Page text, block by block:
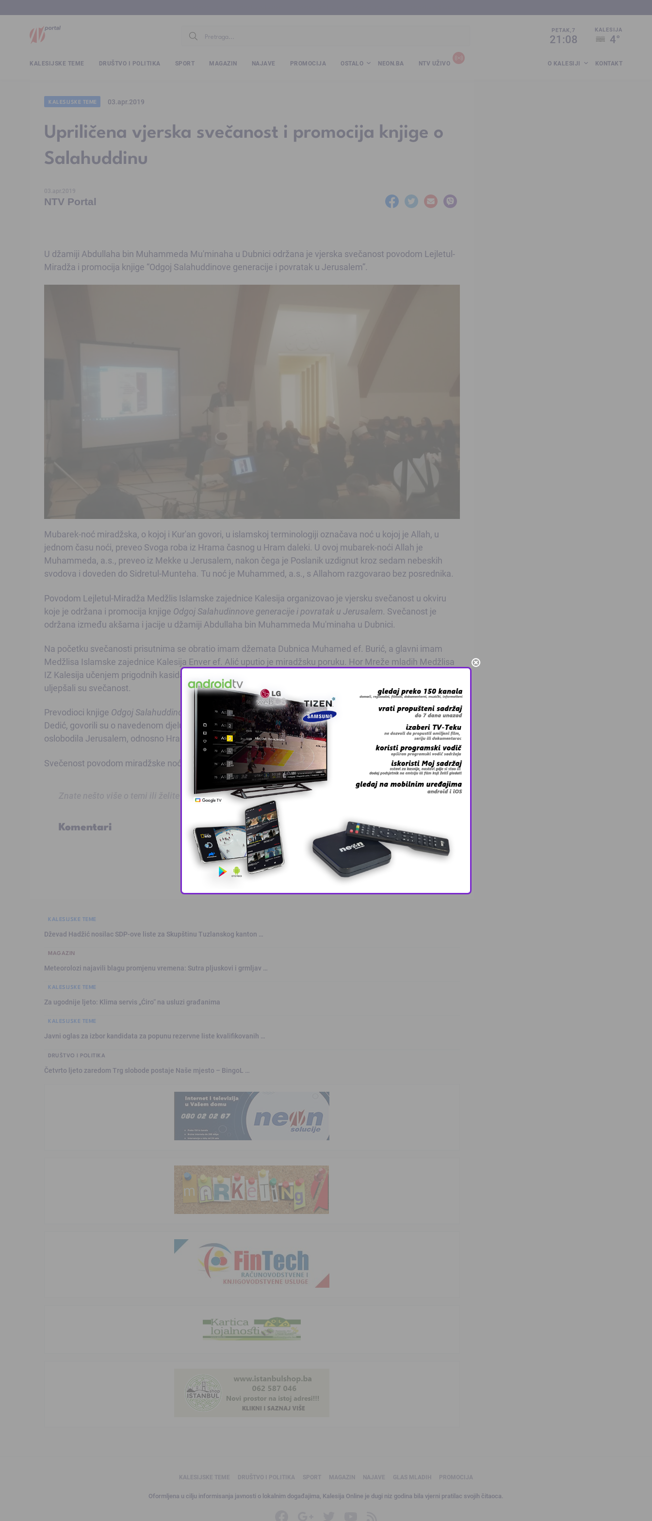
PETAK,7
21:08
KALESIJA
4°
KALESIJSKE TEME DRUŠTVO I POLITIKA SPORT MAGAZIN NAJAVE PROMOCIJA OSTALO NEON.BA NTV UŽIVO O KALESIJI KONTAKT
KALESIJSKE TEME 03.apr.2019
Upriličena vjerska svečanost i promocija knjige o
Salahuddinu
03.apr.2019
NTV Portal
U džamiji Abdullaha bin Muhammeda Mu'minaha u Dubnici održana je vjerska svečanost povodom Lejletul-
Miradža i promocija knjige “Odgoj Salahuddinove generacije i povratak u Jerusalem”.
Mubarek-noć miradžska, o kojoj i Kur'an govori, u islamskoj terminologiji označava noć u kojoj je Allah, u
jednom času noći, preveo Svoga roba iz Hrama časnog u Hram daleki. U ovoj mubarek-noći Allah je
Muhammeda, a.s., preveo iz Mekke u Jerusalem, nakon čega je Poslanik uzdignut kroz sedam nebeskih
svodova i doveden do Sidretul-Munteha. Tu noć je Muhammed, a.s., s Allahom razgovarao bez posrednika.
Povodom Lejletul-Miradža Medžlis Islamske zajednice Kalesija organizovao je vjersku svečanost u okviru
koje je održana i promocija knjige Odgoj Salahudinnove generacije i povratak u Jerusalem. Svečanost je
održana između akšama i jacije u džamiji Abdullaha bin Muhammeda Mu'minaha u Dubnici.
Na početku svečanosti prisutnima se obratio imam džemata Dubnica Muhamed ef. Burić, a glavni imam
Medžlisa Islamske zajednice Kalesija Enver ef. Alić uputio je miradžsku poruku. Hor Mreže mladih Medžlisa
IZ Kalesija učenjem prigodnih kasida, te Muamer ef. Kamerić učenjem mevludskih stihova o Miradžu,
uljepšali su svečanost.
Prevodioci knjige Odgoj Salahuddinove generacije i povratak u Jerusalem, Jusuf ef. Džafić i mr. hfz. Edin ef.
Dedić, govorili su o navedenom djelu kao i osobinama i vrlinama generacije koja je prije 1.000 godina
oslobodila Jerusalem, odnosno Hram daleki u koji je Allah preveo Svoga roba u noći miradžskoj.
Svečenost povodom miradžske noći završila se pred jaciju.
Znate nešto više o temi ili želite prijaviti grešku u tekstu?
Komentari
KALESIJSKE TEME
Dževad Hadžić nosilac SDP-ove liste za Skupštinu Tuzlanskog kanton …
MAGAZIN
Meteorolozi najavili blagu promjenu vremena: Sutra pljuskovi i grmljav …
KALESIJSKE TEME
Za ugodnije ljeto: Klima servis „Ćiro“ na usluzi građanima
KALESIJSKE TEME
Javni oglas za izbor kandidata za popunu rezervne liste kvalifikovanih …
DRUŠTVO I POLITIKA
Četvrto ljeto zaredom Trg slobode postaje Naše mjesto – BingoL …
KALESIJSKE TEME DRUŠTVO I POLITIKA SPORT MAGAZIN NAJAVE GLAS MLADIH PROMOCIJA
Oformljena u cilju informisanja javnosti o lokalnim događajima, Kalesija Online je dugi niz godina bila vjerni pratilac svojih čitaoca.